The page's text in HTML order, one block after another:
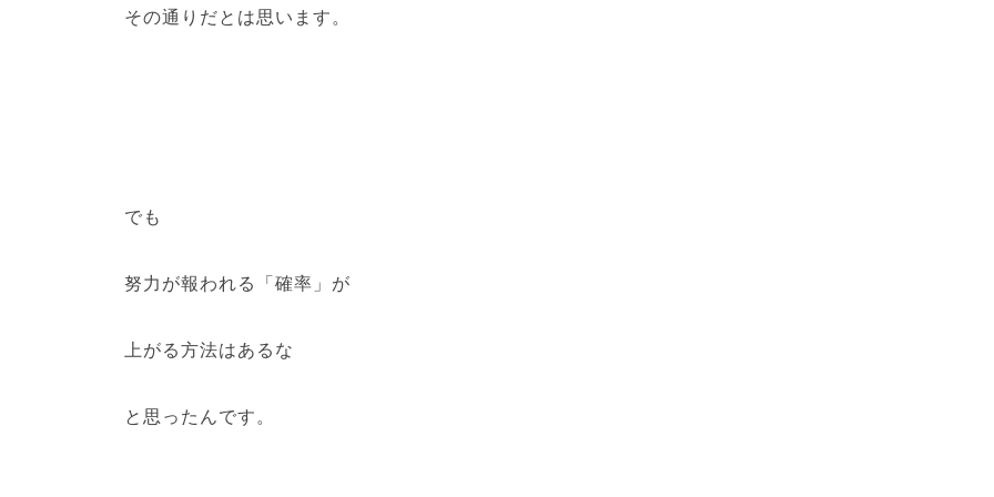
その通りだとは思います。
でも
努力が報われる「確率」が
上がる方法はあるな
と思ったんです。